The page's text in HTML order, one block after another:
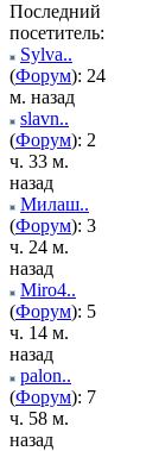
Последний
посетитель:
Sylva..
(Форум): 24
м. назад
slavn..
(Форум): 2
ч. 33 м.
назад
Милаш..
(Форум): 3
ч. 24 м.
назад
Miro4..
(Форум): 5
ч. 14 м.
назад
palon..
(Форум): 7
ч. 58 м.
назад